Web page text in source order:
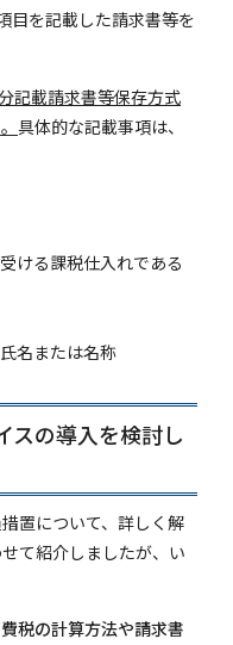
目を記載した請求書等を
記載請求書等保存方式
具体的な記載事項は、
ける課税仕入れである
名または名称
スの導入を検討し
置について、詳しく解
て紹介しましたが、い
税の計算方法や請求書